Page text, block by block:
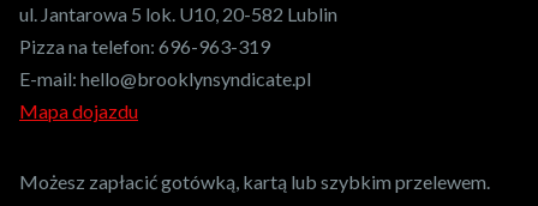
ul. Jantarowa 5 lok. U10, 20-582 Lublin
Pizza na telefon: 696-963-319
E-mail: hello@brooklynsyndicate.pl
Mapa dojazdu
Możesz zapłacić gotówką, kartą lub szybkim przelewem.